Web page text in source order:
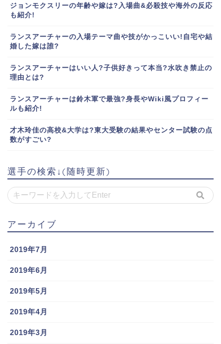
ジョンモクスリーの年齢や嫁は?入場曲&必殺技や海外の反応
も紹介!
ランスアーチャーの入場テーマ曲や技がかっこいい!自宅や結
婚した嫁は誰?
ランスアーチャーはいい人?子供好きって本当?水吹き禁止の
理由とは?
ランスアーチャーは鈴木軍で最強?身長やWiki風プロフィー
ルも紹介!
才木玲佳の高校&大学は?東大受験の結果やセンター試験の点
数がすごい?
選手の検索↓(随時更新)
アーカイブ
2019年7月
2019年6月
2019年5月
2019年4月
2019年3月